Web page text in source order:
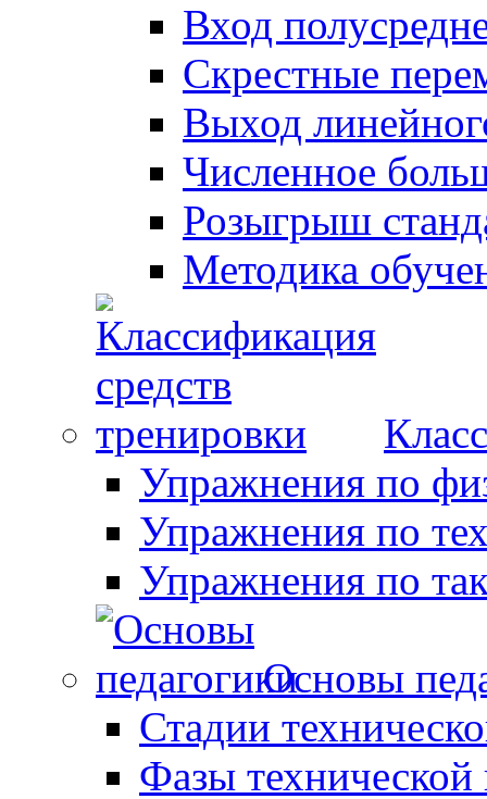
Вход
Скрестные
Выход
Численное
Розыгрыш
Методика
Упражнения по
Упражнения по
Упражнения по
Основы
Стадии
Фазы технической